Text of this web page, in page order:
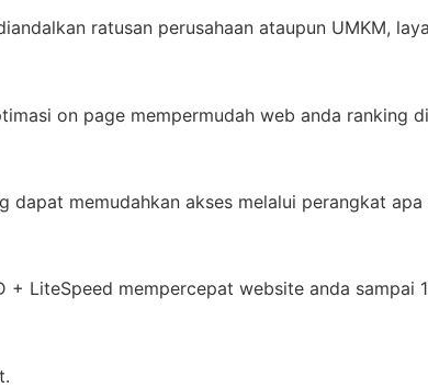
ratusan perusahaan ataupun UMKM,
on page mempermudah web anda ranking
memudahkan akses melalui perangkat apa
LiteSpeed mempercepat website anda sampai